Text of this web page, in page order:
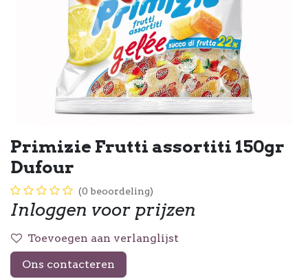
Primizie Frutti assortiti 150gr
Dufour
(0 beoordeling)
Inloggen voor prijzen
Toevoegen aan verlanglijst
Ons contacteren